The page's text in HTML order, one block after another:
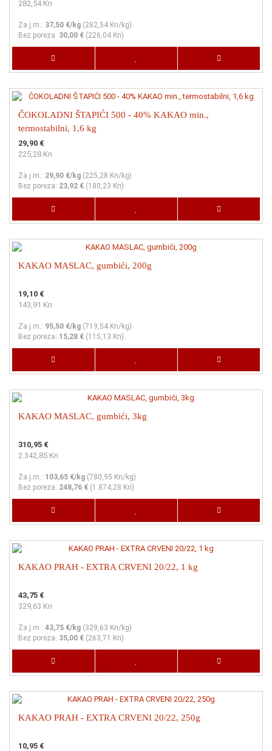
282,54 Kn
Za j.m.: 37,50 €/kg (282,54 Kn/kg)
Bez poreza: 30,00 € (226,04 Kn)
ČOKOLADNI ŠTAPIĆI 500 - 40% KAKAO min.,
termostabilni, 1,6 kg
29,90 €
225,28 Kn
Za j.m.: 29,90 €/kg (225,28 Kn/kg)
Bez poreza: 23,92 € (180,23 Kn)
KAKAO MASLAC, gumbići, 200g
19,10 €
143,91 Kn
Za j.m.: 95,50 €/kg (719,54 Kn/kg)
Bez poreza: 15,28 € (115,13 Kn)
KAKAO MASLAC, gumbići, 3kg
310,95 €
2.342,85 Kn
Za j.m.: 103,65 €/kg (780,95 Kn/kg)
Bez poreza: 248,76 € (1.874,28 Kn)
KAKAO PRAH - EXTRA CRVENI 20/22, 1 kg
43,75 €
329,63 Kn
Za j.m.: 43,75 €/kg (329,63 Kn/kg)
Bez poreza: 35,00 € (263,71 Kn)
KAKAO PRAH - EXTRA CRVENI 20/22, 250g
10,95 €